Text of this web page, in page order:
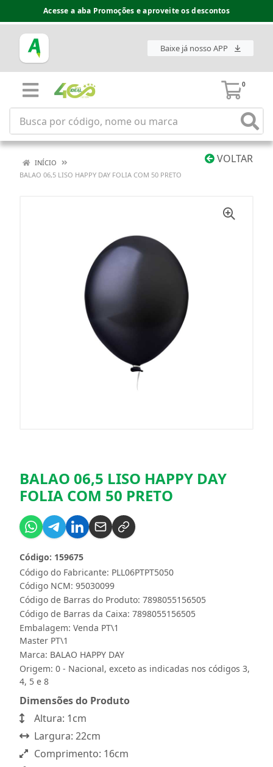
Acesse a aba Promoções e aproveite os descontos
Baixe já nosso APP
0
VOLTAR
INÍCIO
BALAO 06,5 LISO HAPPY DAY FOLIA COM 50 PRETO
BALAO 06,5 LISO HAPPY DAY
FOLIA COM 50 PRETO
Código do Fabricante: PLL06PTPT5050
Código: 159675
Código NCM: 95030099
Código de Barras do Produto: 7898055156505
Código de Barras da Caixa: 7898055156505
Embalagem: Venda PT\1
Master PT\1
Marca: BALAO HAPPY DAY
Origem: 0 - Nacional, exceto as indicadas nos códigos 3,
4, 5 e 8
Dimensões do Produto
Altura: 1cm
Largura: 22cm
Comprimento: 16cm